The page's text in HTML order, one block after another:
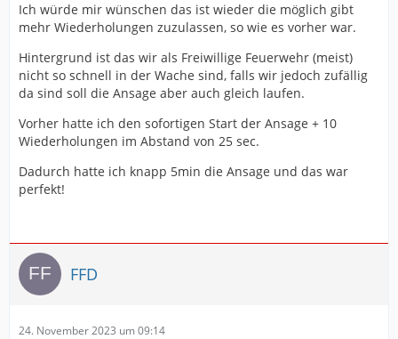
Ich würde mir wünschen das ist wieder die möglich gibt
mehr Wiederholungen zuzulassen, so wie es vorher war.
Hintergrund ist das wir als Freiwillige Feuerwehr (meist)
nicht so schnell in der Wache sind, falls wir jedoch zufällig
da sind soll die Ansage aber auch gleich laufen.
Vorher hatte ich den sofortigen Start der Ansage + 10
Wiederholungen im Abstand von 25 sec.
Dadurch hatte ich knapp 5min die Ansage und das war
perfekt!
FFD
24. November 2023 um 09:14